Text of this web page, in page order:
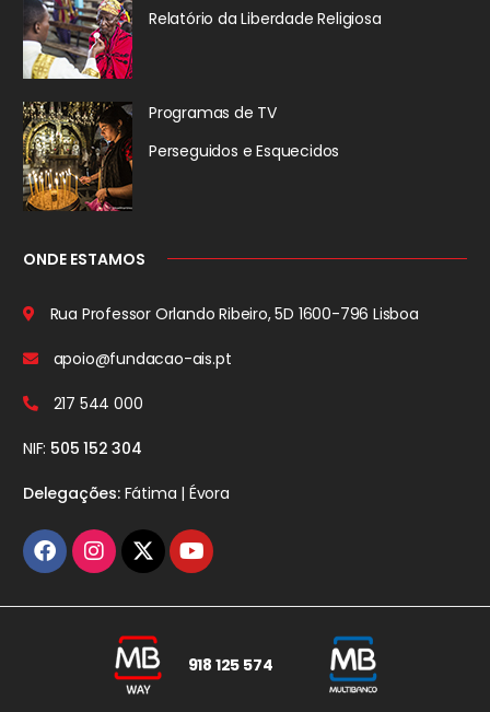
Relatório da Liberdade Religiosa
Programas de TV
Perseguidos e Esquecidos
ONDE ESTAMOS
Rua Professor Orlando Ribeiro, 5D 1600-796 Lisboa
apoio@fundacao-ais.pt
217 544 000
NIF: 505 152 304
Delegações:Fátima | Évora
918 125 574